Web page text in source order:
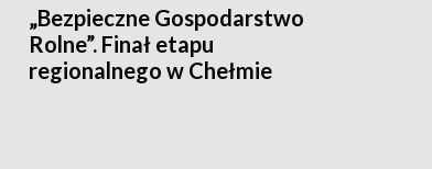
„Bezpieczne Gospodarstwo
Rolne”. Finał etapu
regionalnego w Chełmie